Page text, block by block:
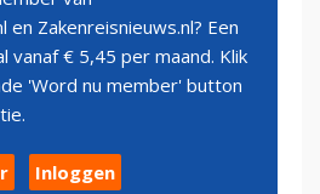
en Zakenreisnieuws.nl? Een
vanaf € 5,45 per maand. Klik
'Word nu member' button
Inloggen